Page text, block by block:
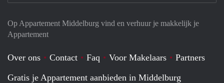
Op Appartement Middelburg vind en verhuur je makkelijk je
Appartement
Over ons Contact Faq Voor Makelaars
Partners
Gratis je Appartement aanbieden in Middelburg